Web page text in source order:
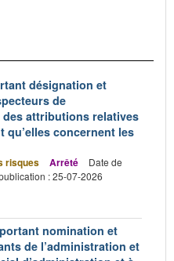
désignation et
de
attributions relatives
qu’elles concernent les
risques Arrêté
Date de
: 25-07-2026
nomination et
de l’administration et